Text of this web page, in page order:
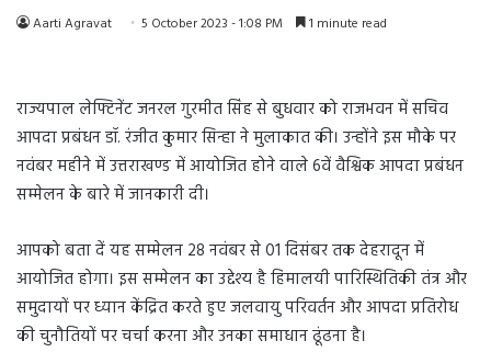
Aarti Agravat 5 October 2023 - 1:08 PM 1 minute read
राज्यपाल लेफ्टिनेंट जनरल गुरमीत सिंह से बुधवार को राजभवन में सचिव
आपदा प्रबंधन डॉ. रंजीत कुमार सिन्हा ने मुलाकात की। उन्होंने इस मौके पर
नवंबर महीने में उत्तराखण्ड में आयोजित होने वाले 6वें वैश्विक आपदा प्रबंधन
सम्मेलन के बारे में जानकारी दी।
आपको बता दें यह सम्मेलन 28 नवंबर से 01 दिसंबर तक देहरादून में
आयोजित होगा। इस सम्मेलन का उद्देश्य है हिमालयी पारिस्थितिकी तंत्र और
समुदायों पर ध्यान केंद्रित करते हुए जलवायु परिवर्तन और आपदा प्रतिरोध
की चुनौतियों पर चर्चा करना और उनका समाधान ढूंढना है।